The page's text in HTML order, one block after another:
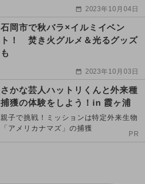
2023年10月04日
石岡市で秋バラ×イルミイベン
ト！ 焚き火グルメ＆光るグッズ
も
2023年10月03日
さかな芸人ハットリくんと外来種
捕獲の体験をしよう！in 霞ヶ浦
親子で挑戦！ミッションは特定外来生物
「アメリカナマズ」の捕獲
PR